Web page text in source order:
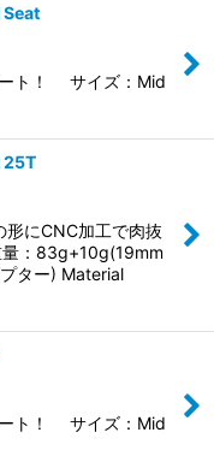
ート！ サイズ：Mid
25T
にCNC加工で肉抜
量：83g+10g(19mm
ター) Material
ート！ サイズ：Mid